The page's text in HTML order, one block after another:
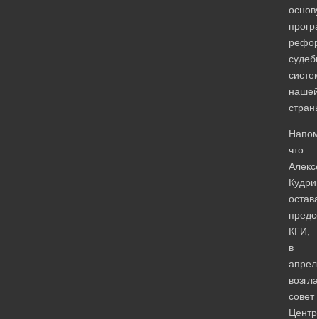
что
КГИ,
в
совет